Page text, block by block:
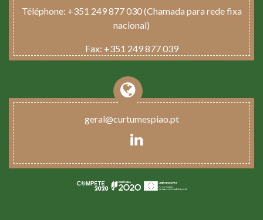
Téléphone: +351 249 877 030 (Chamada para rede fixa
nacional)
Fax: +351 249 877 039
geral@curtumespiao.pt